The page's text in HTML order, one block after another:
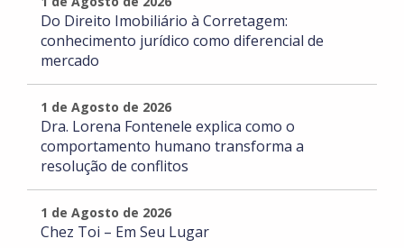
Do Direito Imobiliário à Corretagem:
conhecimento jurídico como diferencial de
mercado
1 de Agosto de 2026
Dra. Lorena Fontenele explica como o
comportamento humano transforma a
resolução de conflitos
1 de Agosto de 2026
Chez Toi – Em Seu Lugar